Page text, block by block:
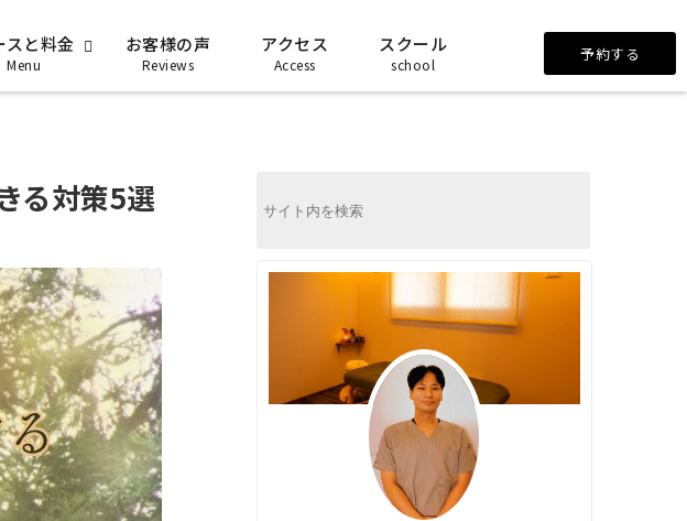
スと料金
Menu
お客様の声
Reviews
アクセス
Access
スクール
school
予約する
る対策5選